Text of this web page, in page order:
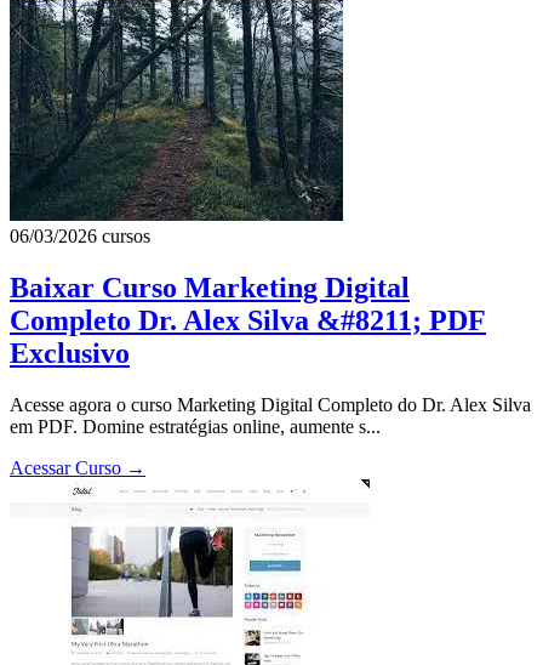
06/03/2026 cursos
Baixar Curso Marketing Digital
Completo Dr. Alex Silva &#8211; PDF
Exclusivo
Acesse agora o curso Marketing Digital Completo do Dr. Alex Silva
em PDF. Domine estratégias online, aumente s...
Acessar Curso →